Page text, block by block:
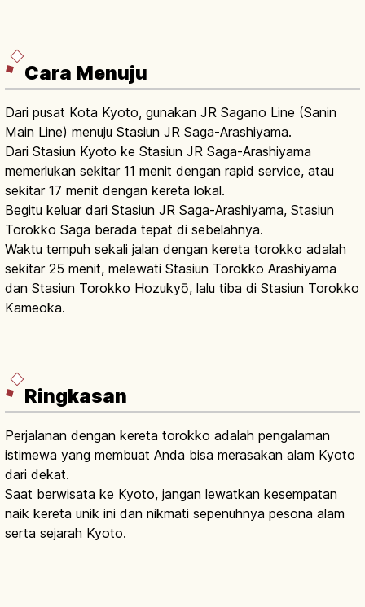
Cara Menuju
Dari pusat Kota Kyoto, gunakan JR Sagano Line (Sanin
Main Line) menuju Stasiun JR Saga-Arashiyama.
Dari Stasiun Kyoto ke Stasiun JR Saga-Arashiyama
memerlukan sekitar 11 menit dengan rapid service, atau
sekitar 17 menit dengan kereta lokal.
Begitu keluar dari Stasiun JR Saga-Arashiyama, Stasiun
Torokko Saga berada tepat di sebelahnya.
Waktu tempuh sekali jalan dengan kereta torokko adalah
sekitar 25 menit, melewati Stasiun Torokko Arashiyama
dan Stasiun Torokko Hozukyō, lalu tiba di Stasiun Torokko
Kameoka.
Ringkasan
Perjalanan dengan kereta torokko adalah pengalaman
istimewa yang membuat Anda bisa merasakan alam Kyoto
dari dekat.
Saat berwisata ke Kyoto, jangan lewatkan kesempatan
naik kereta unik ini dan nikmati sepenuhnya pesona alam
serta sejarah Kyoto.